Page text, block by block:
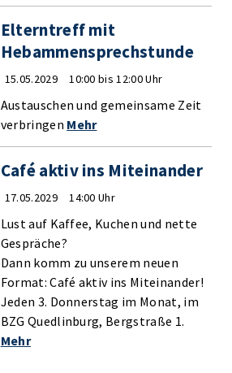
Elterntreff mit
Hebammensprechstunde
15.05.2029 10:00 bis 12:00 Uhr
Austauschen und gemeinsame Zeit
verbringen Mehr
Café aktiv ins Miteinander
17.05.2029 14:00 Uhr
Lust auf Kaffee, Kuchen und nette
Gespräche?
Dann komm zu unserem neuen
Format: Café aktiv ins Miteinander!
Jeden 3. Donnerstag im Monat, im
BZG Quedlinburg, Bergstraße 1.
Mehr